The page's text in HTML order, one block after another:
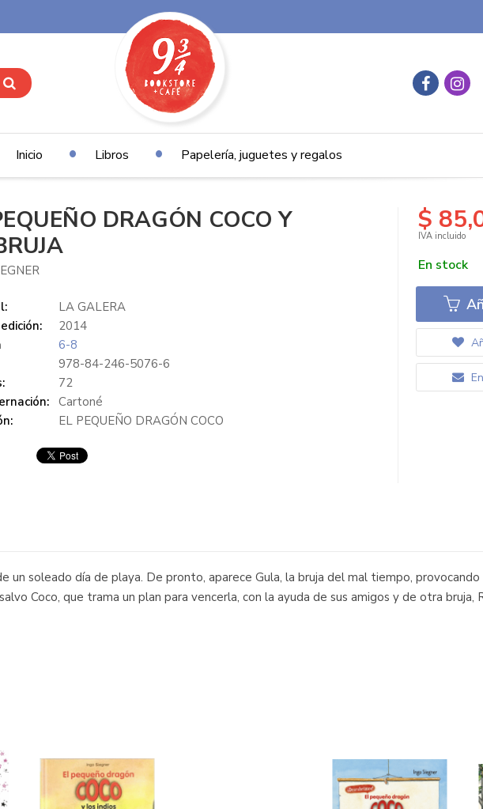
Inicio Libros Papelería, juguetes y regalos
DRAGÓN COCO Y
LA GALERA
2014
6-8
978-84-246-5076-6
72
Cartoné
EL PEQUEÑO DRAGÓN COCO
$
IVA incluido
En stock
un soleado día de playa. De pronto, aparece Gula, la bruja del mal tiempo,
Coco, que trama un plan para vencerla, con la ayuda de sus amigos y de otra bruja,